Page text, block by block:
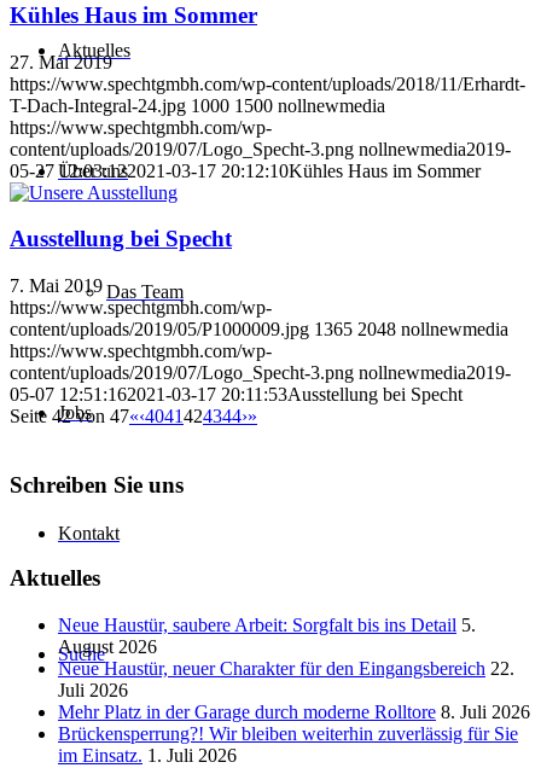
Aktuelles
Über uns
Das Team
Jobs
Kontakt
Suche
Kühles Haus im Sommer
27. Mai 2019
https://www.spechtgmbh.com/wp-content/uploads/2018/11/Erhardt-
T-Dach-Integral-24.jpg 1000 1500 nollnewmedia
https://www.spechtgmbh.com/wp-
content/uploads/2019/07/Logo_Specht-3.png nollnewmedia2019-
05-27 12:03:122021-03-17 20:12:10Kühles Haus im Sommer
Ausstellung bei Specht
7. Mai 2019
https://www.spechtgmbh.com/wp-
content/uploads/2019/05/P1000009.jpg 1365 2048 nollnewmedia
https://www.spechtgmbh.com/wp-
content/uploads/2019/07/Logo_Specht-3.png nollnewmedia2019-
05-07 12:51:162021-03-17 20:11:53Ausstellung bei Specht
Seite 42 von 47«‹4041424344›»
Schreiben Sie uns
Aktuelles
Neue Haustür, saubere Arbeit: Sorgfalt bis ins Detail 5.
August 2026
Neue Haustür, neuer Charakter für den Eingangsbereich 22.
Juli 2026
Mehr Platz in der Garage durch moderne Rolltore 8. Juli 2026
Brückensperrung?! Wir bleiben weiterhin zuverlässig für Sie
im Einsatz. 1. Juli 2026